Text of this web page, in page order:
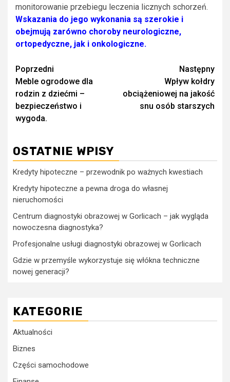
monitorowanie przebiegu leczenia licznych schorzeń.
Wskazania do jego wykonania są szerokie i
obejmują zarówno choroby neurologiczne,
ortopedyczne, jak i onkologiczne.
Zobacz
wpisy
Poprzedni
Meble ogrodowe dla
rodzin z dziećmi –
bezpieczeństwo i
wygoda.
Następny
Wpływ kołdry
obciążeniowej na jakość
snu osób starszych
OSTATNIE WPISY
Kredyty hipoteczne – przewodnik po ważnych kwestiach
Kredyty hipoteczne a pewna droga do własnej
nieruchomości
Centrum diagnostyki obrazowej w Gorlicach – jak wygląda
nowoczesna diagnostyka?
Profesjonalne usługi diagnostyki obrazowej w Gorlicach
Gdzie w przemyśle wykorzystuje się włókna techniczne
nowej generacji?
KATEGORIE
Aktualności
Biznes
Części samochodowe